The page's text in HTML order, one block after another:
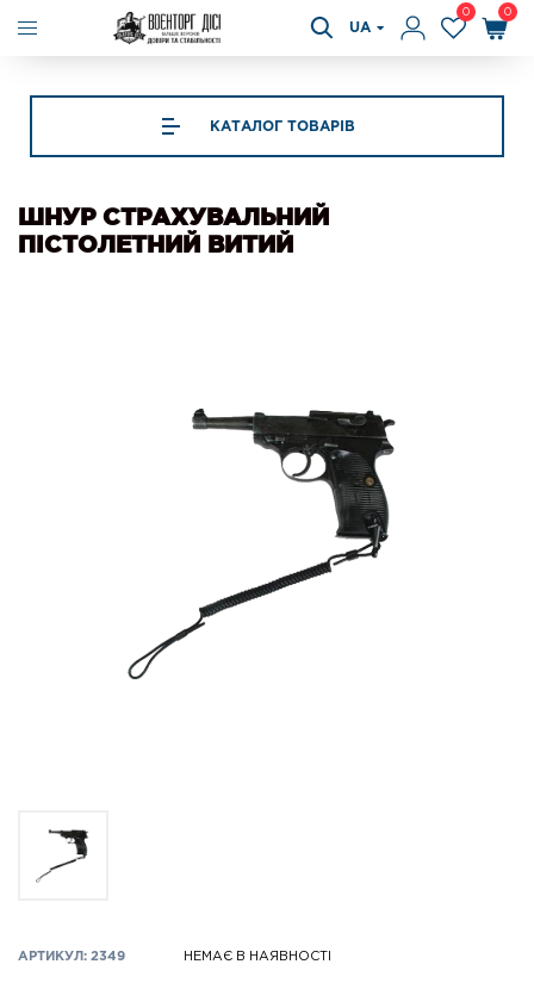
UA
0 0
КАТАЛОГ ТОВАРІВ
ШНУР СТРАХУВАЛЬНИЙ
ПІСТОЛЕТНИЙ ВИТИЙ
АРТИКУЛ: 2349 НЕМАЄ В НАЯВНОСТІ